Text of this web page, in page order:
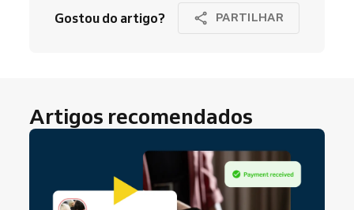
Gostou do artigo? PARTILHAR
Artigos recomendados